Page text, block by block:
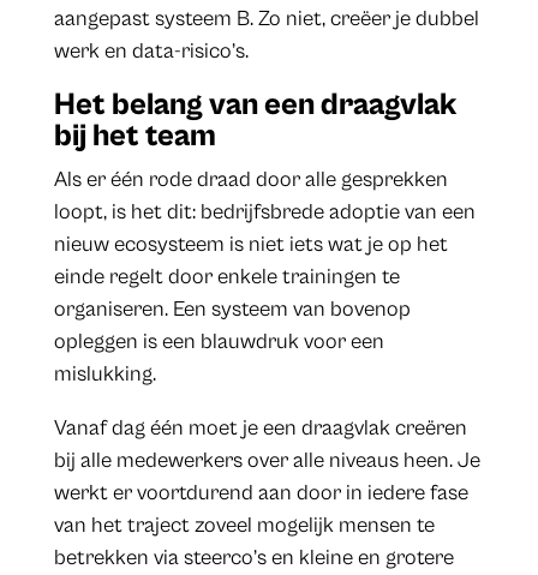
aangepast systeem B. Zo niet, creëer je dubbel
werk en data-risico’s.
Het belang van een draagvlak
bij het team
Als er één rode draad door alle gesprekken
loopt, is het dit: bedrijfsbrede adoptie van een
nieuw ecosysteem is niet iets wat je op het
einde regelt door enkele trainingen te
organiseren. Een systeem van bovenop
opleggen is een blauwdruk voor een
mislukking.
Vanaf dag één moet je een draagvlak creëren
bij alle medewerkers over alle niveaus heen. Je
werkt er voortdurend aan door in iedere fase
van het traject zoveel mogelijk mensen te
betrekken via steerco’s en kleine en grotere